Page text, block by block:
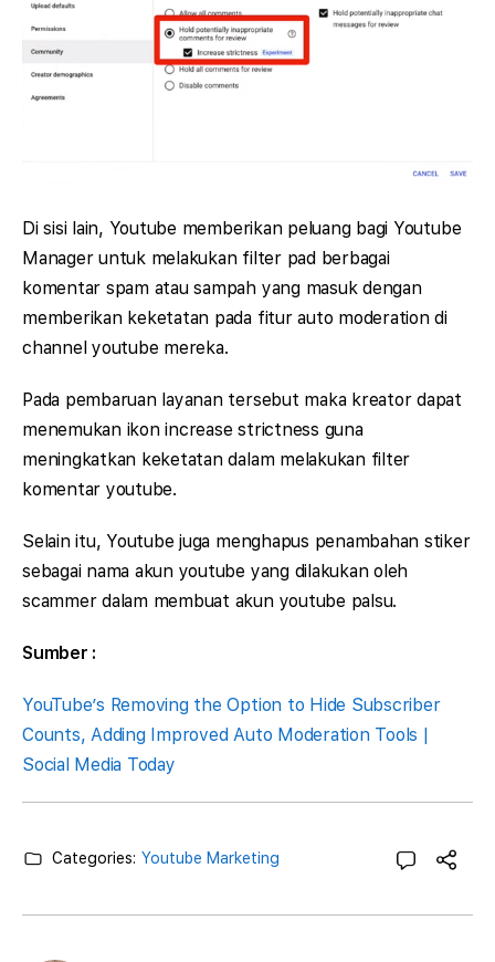
Di sisi lain, Youtube memberikan peluang bagi Youtube
Manager untuk melakukan filter pad berbagai
komentar spam atau sampah yang masuk dengan
memberikan keketatan pada fitur auto moderation di
channel youtube mereka.
Pada pembaruan layanan tersebut maka kreator dapat
menemukan ikon increase strictness guna
meningkatkan keketatan dalam melakukan filter
komentar youtube.
Selain itu, Youtube juga menghapus penambahan stiker
sebagai nama akun youtube yang dilakukan oleh
scammer dalam membuat akun youtube palsu.
Sumber :
YouTube’s Removing the Option to Hide Subscriber
Counts, Adding Improved Auto Moderation Tools |
Social Media Today
Categories: Youtube Marketing